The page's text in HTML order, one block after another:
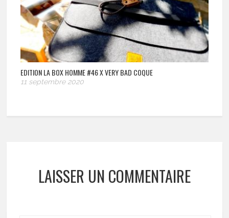
EDITION LA BOX HOMME #46 X VERY BAD COQUE
11 septembre 2020
LAISSER UN COMMENTAIRE